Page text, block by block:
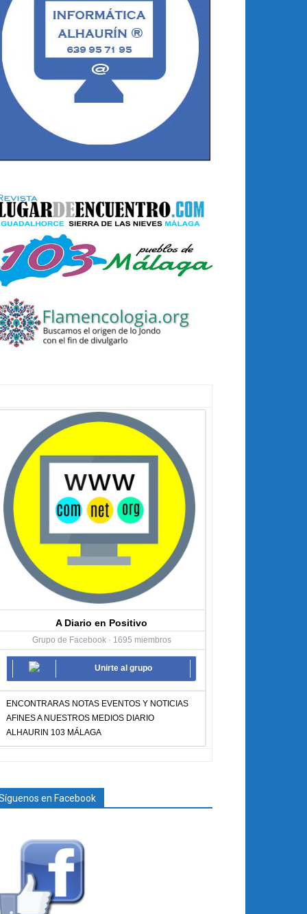
A Diario en Positivo
Grupo de Facebook · 1695 miembros
Unirte al grupo
ENCONTRARAS NOTAS EVENTOS Y NOTICIAS
AFINES A NUESTROS MEDIOS DIARIO
ALHAURIN 103 MÁLAGA
en Facebook